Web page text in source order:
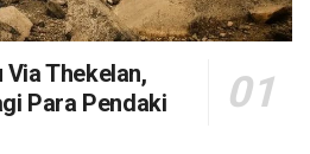
Thekelan,
Para Pendaki